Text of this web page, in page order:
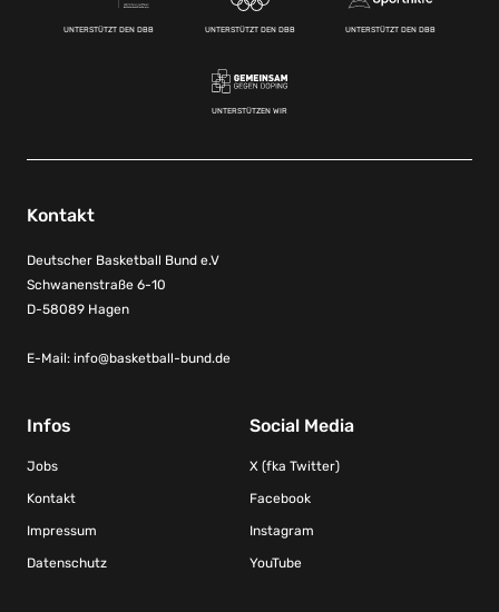
UNTERSTÜTZT DEN DBB UNTERSTÜTZT DEN DBB UNTERSTÜTZT DEN DBB
UNTERSTÜTZEN WIR
Kontakt
Deutscher Basketball Bund e.V
Schwanenstraße 6-10
D-58089 Hagen
E-Mail: info@basketball-bund.de
Infos
Jobs
Kontakt
Impressum
Datenschutz
Social Media
X (fka Twitter)
Facebook
Instagram
YouTube